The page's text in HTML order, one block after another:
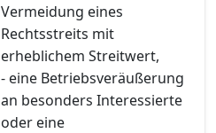
Vermeidung eines
Rechtsstreits mit
erheblichem Streitwert,
- eine Betriebsveräußerung
an besonders Interessierte
oder eine